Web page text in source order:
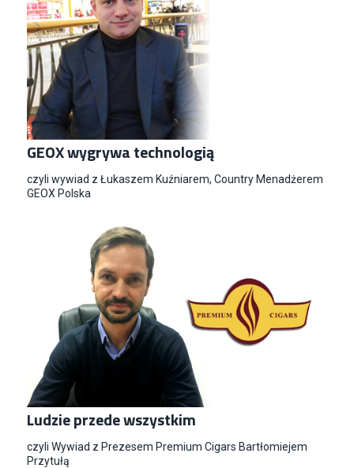
GEOX wygrywa technologią
czyli wywiad z Łukaszem Kuźniarem, Country Menadżerem
GEOX Polska
Ludzie przede wszystkim
czyli Wywiad z Prezesem Premium Cigars Bartłomiejem
Przytułą